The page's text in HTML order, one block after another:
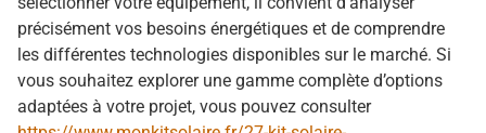
précisément vos besoins énergétiques et de comprendre
les différentes technologies disponibles sur le marché. Si
vous souhaitez explorer une gamme complète d’options
adaptées à votre projet, vous pouvez consulter